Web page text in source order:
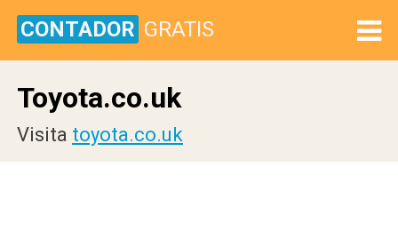
CONTADOR GRATIS
Toyota.co.uk
Visita toyota.co.uk